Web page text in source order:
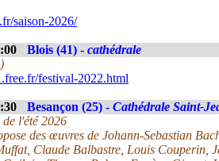
saison-2026/
Blois (41) - cathédrale
festival-2022.html
Besançon (25) - Cathédrale Saint-
l'été 2026
des œuvres de Johann-Sebastian
Claude Balbastre, Louis Couperin,